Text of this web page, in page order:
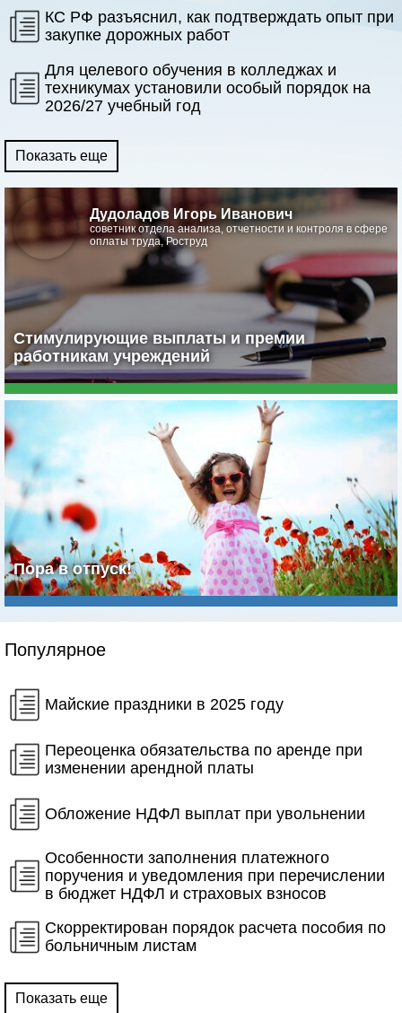
Стимулирующие выплаты и премии
работникам учреждений
Дудоладов Игорь Иванович
советник отдела анализа, отчетности и контроля в сфере
оплаты труда, Роструд
Пора в отпуск!
КС РФ разъяснил, как подтверждать опыт при
закупке дорожных работ
Для целевого обучения в колледжах и
техникумах установили особый порядок на
2026/27 учебный год
Показать еще
Популярное
Майские праздники в 2025 году
Переоценка обязательства по аренде при
изменении арендной платы
Обложение НДФЛ выплат при увольнении
Особенности заполнения платежного
поручения и уведомления при перечислении
в бюджет НДФЛ и страховых взносов
Скорректирован порядок расчета пособия по
больничным листам
Показать еще